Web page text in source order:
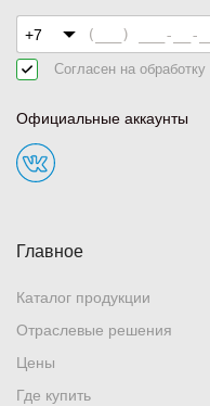
Главное
Каталог продукции
Отраслевые решения
Цены
Где купить
Согласен на обработку
Официальные аккаунты